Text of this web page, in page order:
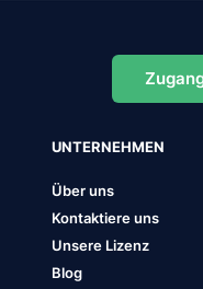
UNTERNEHMEN
Über uns
Kontaktiere uns
Unsere Lizenz
Blog